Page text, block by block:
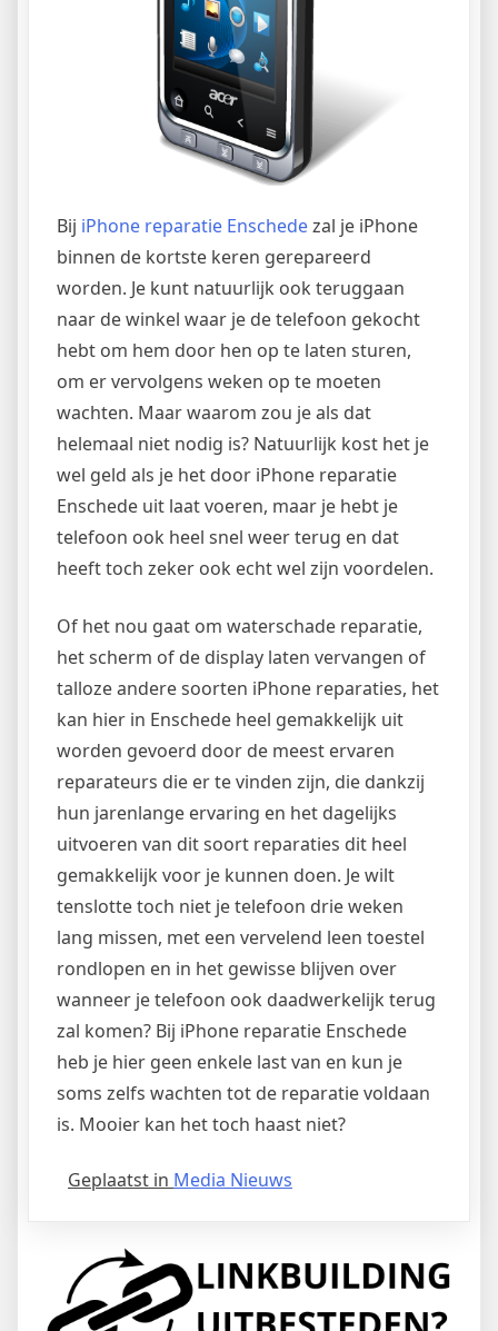
Bij iPhone reparatie Enschedezal je iPhone
binnen de kortste keren gerepareerd
worden. Je kunt natuurlijk ook teruggaan
naar de winkel waar je de telefoon gekocht
hebt om hem door hen op te laten sturen,
om er vervolgens weken op te moeten
wachten. Maar waarom zou je als dat
helemaal niet nodig is? Natuurlijk kost het je
wel geld als je het door iPhone reparatie
Enschede uit laat voeren, maar je hebt je
telefoon ook heel snel weer terug en dat
heeft toch zeker ook echt wel zijn voordelen.
Of het nou gaat om waterschade reparatie,
het scherm of de display laten vervangen of
talloze andere soorten iPhone reparaties, het
kan hier in Enschede heel gemakkelijk uit
worden gevoerd door de meest ervaren
reparateurs die er te vinden zijn, die dankzij
hun jarenlange ervaring en het dagelijks
uitvoeren van dit soort reparaties dit heel
gemakkelijk voor je kunnen doen. Je wilt
tenslotte toch niet je telefoon drie weken
lang missen, met een vervelend leen toestel
rondlopen en in het gewisse blijven over
wanneer je telefoon ook daadwerkelijk terug
zal komen? Bij iPhone reparatie Enschede
heb je hier geen enkele last van en kun je
soms zelfs wachten tot de reparatie voldaan
is. Mooier kan het toch haast niet?
Geplaatst in Media Nieuws